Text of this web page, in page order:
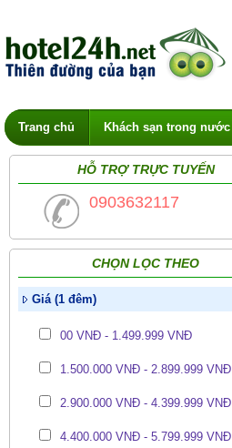
Trang chủ Khách sạn trong nước
HỖ TRỢ TRỰC TUYẾN
0903632117
CHỌN LỌC THEO
Giá (1 đêm)
00 VNĐ - 1.499.999 VNĐ
1.500.000 VNĐ - 2.899.999 VNĐ
2.900.000 VNĐ - 4.399.999 VNĐ
4.400.000 VNĐ - 5.799.999 VNĐ